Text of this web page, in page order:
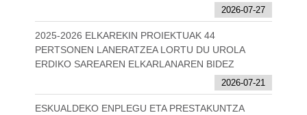
2026-07-27
2025-2026 ELKAREKIN PROIEKTUAK 44
PERTSONEN LANERATZEA LORTU DU UROLA
ERDIKO SAREAREN ELKARLANAREN BIDEZ
2026-07-21
ESKUALDEKO ENPLEGU ETA PRESTAKUNTZA